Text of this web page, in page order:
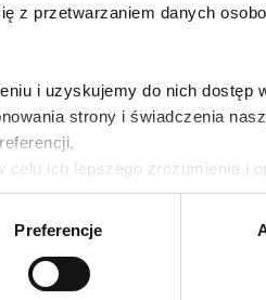
z przetwarzaniem danych
i uzyskujemy do nich dostęp
strony i świadczenia
celu ich lepszego zrozumienia i
Ci naszych reklam na innych
my i nasi partnerzy używamy
Preferencje